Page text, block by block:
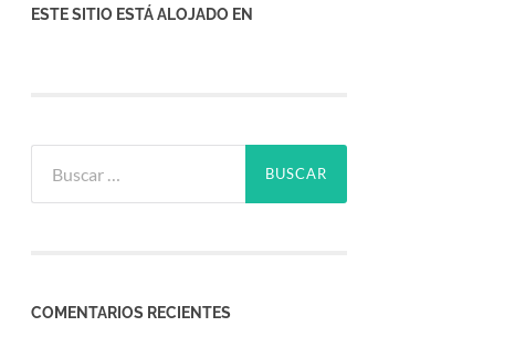
ESTE SITIO ESTÁ ALOJADO EN
COMENTARIOS RECIENTES